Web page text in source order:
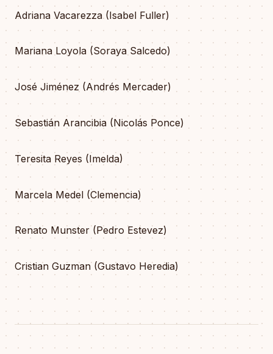
Adriana Vacarezza (Isabel Fuller)
Mariana Loyola (Soraya Salcedo)
José Jiménez (Andrés Mercader)
Sebastián Arancibia (Nicolás Ponce)
Teresita Reyes (Imelda)
Marcela Medel (Clemencia)
Renato Munster (Pedro Estevez)
Cristian Guzman (Gustavo Heredia)